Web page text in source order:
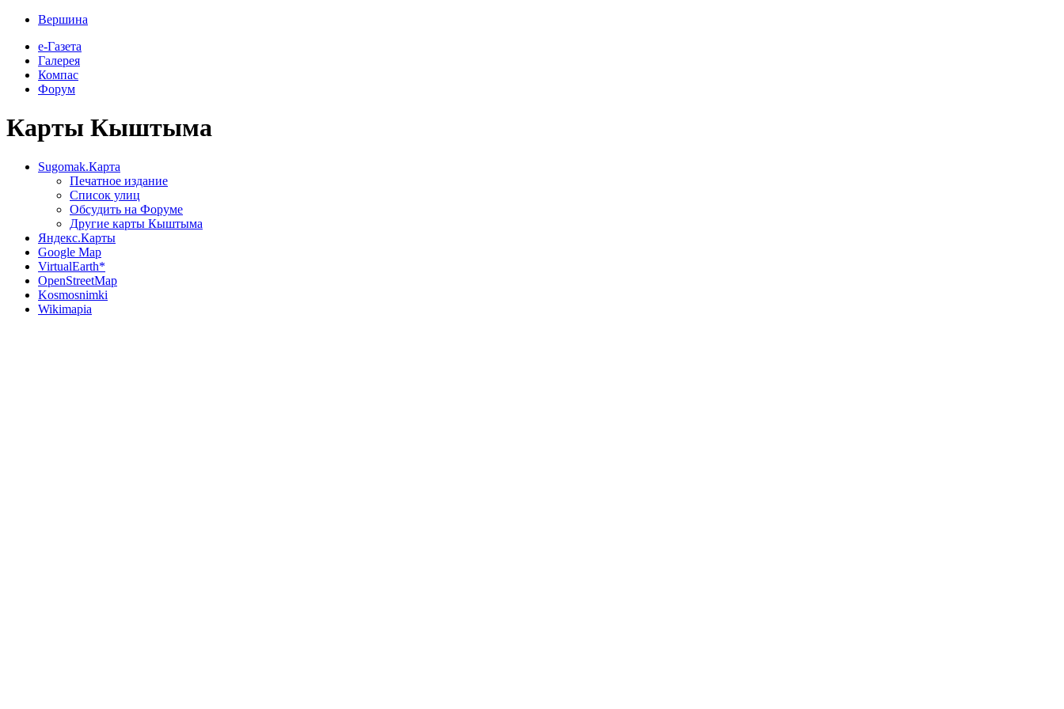
Вершина
е-Газета
Галерея
Компас
Форум
Карты Кыштыма
Sugomak.Карта
Печатное издание
Список улиц
Обсудить на Форуме
Другие карты Кыштыма
Яндекс.Карты
Google Map
VirtualEarth*
OpenStreetMap
Kosmosnimki
Wikimapia